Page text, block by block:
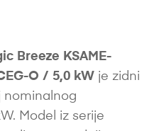
Breeze KSAME-
O / 5,0 kW je zidni
nominalnog
Model iz serije